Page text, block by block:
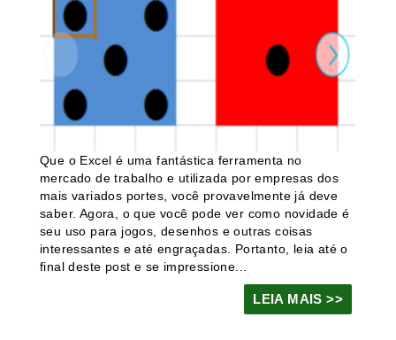
Que o Excel é uma fantástica ferramenta no
mercado de trabalho e utilizada por empresas dos
mais variados portes, você provavelmente já deve
saber. Agora, o que você pode ver como novidade é
seu uso para jogos, desenhos e outras coisas
interessantes e até engraçadas. Portanto, leia até o
final deste post e se impressione...
LEIA MAIS >>